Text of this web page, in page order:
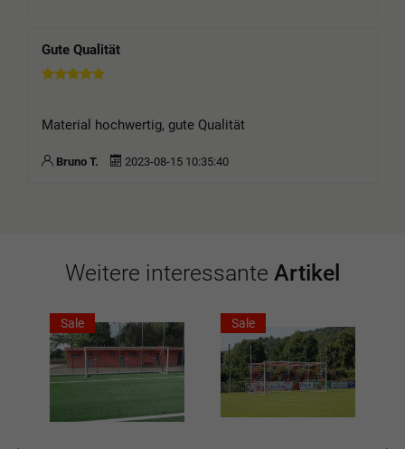
Gute Qualität
Material hochwertig, gute Qualität
Bruno T. 2023-08-15 10:35:40
Weitere interessante Artikel
Sale Sale